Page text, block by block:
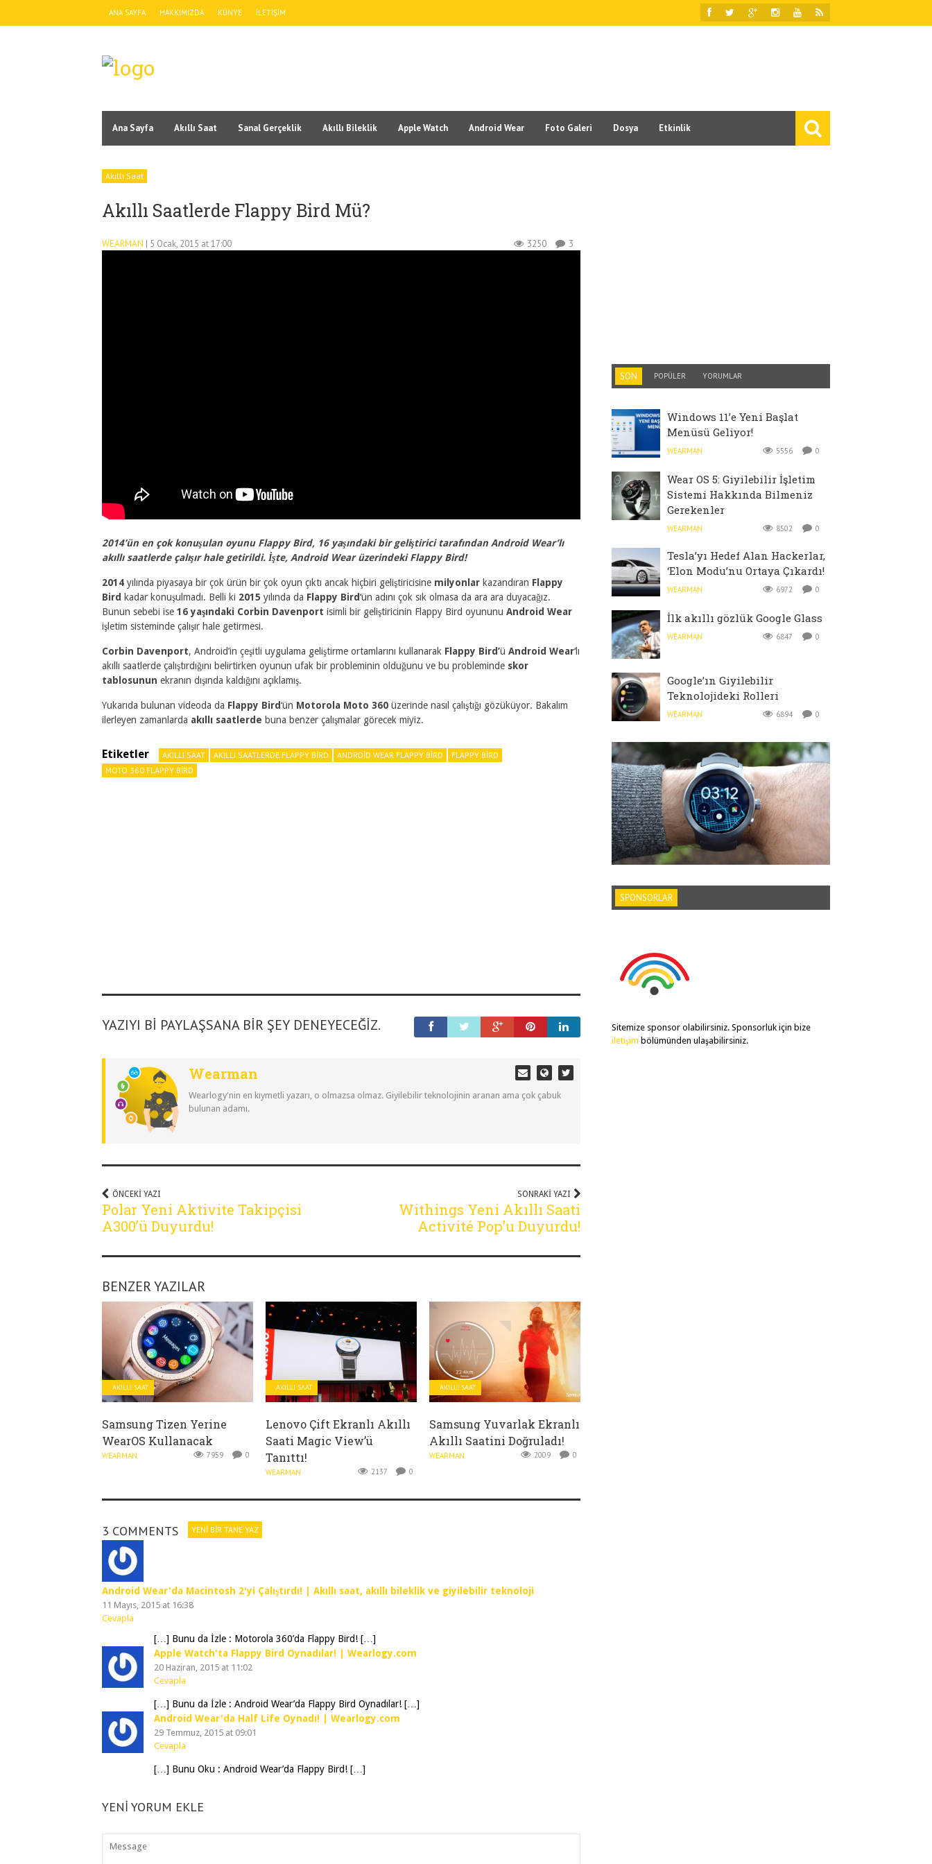
ANA SAYFA HAKKIMIZDA KÜNYE İLETIŞIM
Ana Sayfa Akıllı Saat Sanal Gerçeklik Akıllı Bileklik Apple Watch Android Wear Foto Galeri Dosya Etkinlik
Akıllı Saat
Akıllı Saatlerde Flappy Bird Mü?
WEARMAN | 5 Ocak, 2015 at 17:00 3250 3
2014’ün en çok konuşulan oyunu Flappy Bird, 16 yaşındaki bir geliştirici tarafından Android Wear’lı
akıllı saatlerde çalışır hale getirildi. İşte, Android Wear üzerindeki Flappy Bird!
2014 yılında piyasaya bir çok ürün bir çok oyun çıktı ancak hiçbiri geliştiricisine milyonlar kazandıran Flappy
Bird kadar konuşulmadı. Belli ki 2015 yılında da Flappy Bird‘ün adını çok sık olmasa da ara ara duyacağız.
Bunun sebebi ise 16 yaşındaki Corbin Davenport isimli bir geliştiricinin Flappy Bird oyununu Android Wear
işletim sisteminde çalışır hale getirmesi.
Corbin Davenport, Android’in çeşitli uygulama geliştirme ortamlarını kullanarak Flappy Bird’ü Android Wear‘lı
akıllı saatlerde çalıştırdığını belirtirken oyunun ufak bir probleminin olduğunu ve bu probleminde skor
tablosunun ekranın dışında kaldığını açıklamış.
Yukarıda bulunan videoda da Flappy Bird‘ün Motorola Moto 360 üzerinde nasıl çalıştığı gözüküyor. Bakalım
ilerleyen zamanlarda akıllı saatlerde buna benzer çalışmalar görecek miyiz.
Etiketler AKILLI SAAT AKILLI SAATLERDE FLAPPY BIRD ANDROID WEAR FLAPPY BIRD
FLAPPY BIRD
MOTO 360 FLAPPY BIRD
YAZIYI BI PAYLAŞSANA BIR ŞEY DENEYECEĞIZ.
Wearman
Wearlogy'nin en kıymetli yazarı, o olmazsa olmaz. Giyilebilir teknolojinin aranan ama çok çabuk
bulunan adamı.
ÖNCEKI YAZI
Polar Yeni Aktivite Takipçisi
A300’ü Duyurdu!
SONRAKI YAZI
Withings Yeni Akıllı Saati
Activité Pop’u Duyurdu!
BENZER YAZILAR
AKILLI SAAT
Samsung Tizen Yerine
WearOS Kullanacak
WEARMAN 7959 0
AKILLI SAAT
Lenovo Çift Ekranlı Akıllı
Saati Magic View’ü
Tanıttı!
WEARMAN 2137 0
AKILLI SAAT
Samsung Yuvarlak Ekranlı
Akıllı Saatini Doğruladı!
WEARMAN 2009 0
3 COMMENTS YENI BIR TANE YAZ
Android Wear'da Macintosh 2'yi Çalıştırdı! | Akıllı saat, akıllı bileklik ve giyilebilir teknoloji
11 Mayıs, 2015 at 16:38
Cevapla
[…] Bunu da İzle : Motorola 360’da Flappy Bird! […]
Apple Watch'ta Flappy Bird Oynadılar! | Wearlogy.com
20 Haziran, 2015 at 11:02
Cevapla
[…] Bunu da İzle : Android Wear’da Flappy Bird Oynadılar! […]
Android Wear'da Half Life Oynadı! | Wearlogy.com
29 Temmuz, 2015 at 09:01
Cevapla
[…] Bunu Oku : Android Wear’da Flappy Bird! […]
YENI YORUM EKLE
SON POPÜLER YORUMLAR
Windows 11’e Yeni Başlat
Menüsü Geliyor!
WEARMAN 5556 0
Wear OS 5: Giyilebilir İşletim
Sistemi Hakkında Bilmeniz
Gerekenler
WEARMAN 8502 0
Tesla’yı Hedef Alan Hackerlar,
‘Elon Modu’nu Ortaya Çıkardı!
WEARMAN 6972 0
İlk akıllı gözlük Google Glass
WEARMAN 6847 0
Google’ın Giyilebilir
Teknolojideki Rolleri
WEARMAN 6894 0
SPONSORLAR
Sitemize sponsor olabilirsiniz. Sponsorluk için bize
iletişim bölümünden ulaşabilirsiniz.